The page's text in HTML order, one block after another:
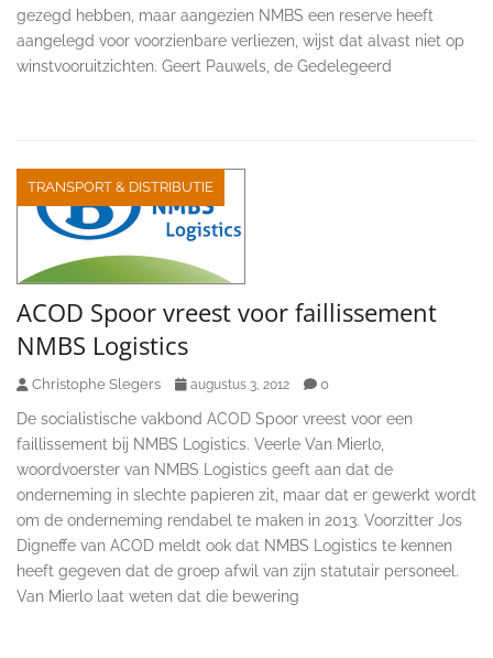
gezegd hebben, maar aangezien NMBS een reserve heeft
aangelegd voor voorzienbare verliezen, wijst dat alvast niet op
winstvooruitzichten. Geert Pauwels, de Gedelegeerd
TRANSPORT & DISTRIBUTIE
ACOD Spoor vreest voor faillissement
NMBS Logistics
Christophe Slegers augustus 3, 2012 0
De socialistische vakbond ACOD Spoor vreest voor een
faillissement bij NMBS Logistics. Veerle Van Mierlo,
woordvoerster van NMBS Logistics geeft aan dat de
onderneming in slechte papieren zit, maar dat er gewerkt wordt
om de onderneming rendabel te maken in 2013. Voorzitter Jos
Digneffe van ACOD meldt ook dat NMBS Logistics te kennen
heeft gegeven dat de groep afwil van zijn statutair personeel.
Van Mierlo laat weten dat die bewering